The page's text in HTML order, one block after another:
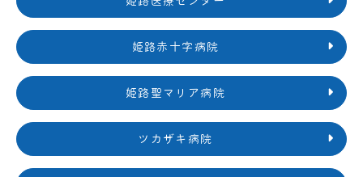
姫路赤十字病院
姫路聖マリア病院
ツカザキ病院